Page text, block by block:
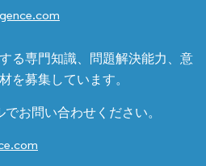
る専門知識、問題解決能力、意
を募集しています。
お問い合わせください。